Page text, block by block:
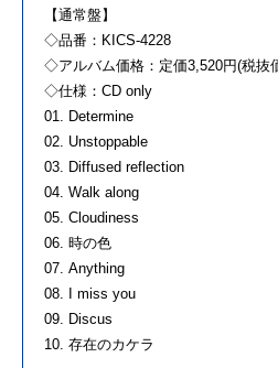
【通常盤】
◇品番：KICS-4228
◇アルバム価格：定価3,520円(税抜
◇仕様：CD only
01. Determine
02. Unstoppable
03. Diffused reflection
04. Walk along
05. Cloudiness
06. 時の色
07. Anything
08. I miss you
09. Discus
10. 存在のカケラ